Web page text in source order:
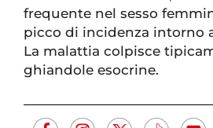
frequente nel sesso
picco di incidenza intorno
La malattia colpisce
ghiandole esocrine.